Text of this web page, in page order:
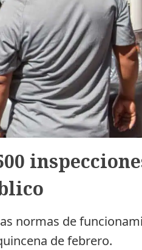
normas de
de febrero.